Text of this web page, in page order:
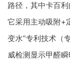
路径，其中卡百
它采用主动吸附+
变水”专利技术（
威检测显示甲醛